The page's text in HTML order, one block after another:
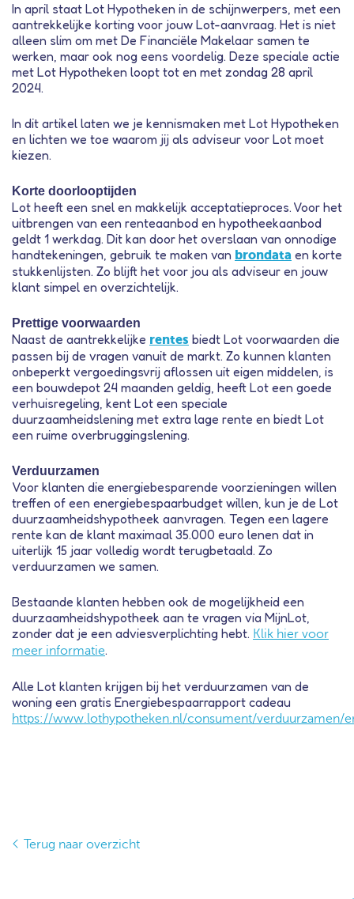
In april staat Lot Hypotheken in de schijnwerpers, met een
aantrekkelijke korting voor jouw Lot-aanvraag. Het is niet
alleen slim om met De Financiële Makelaar samen te
werken, maar ook nog eens voordelig. Deze speciale actie
met Lot Hypotheken loopt tot en met zondag 28 april
2024.
In dit artikel laten we je kennismaken met Lot Hypotheken
en lichten we toe waarom jij als adviseur voor Lot moet
kiezen.
Korte doorlooptijden
Lot heeft een snel en makkelijk acceptatieproces. Voor het
uitbrengen van een renteaanbod en hypotheekaanbod
geldt 1 werkdag. Dit kan door het overslaan van onnodige
handtekeningen, gebruik te maken van brondata en korte
stukkenlijsten. Zo blijft het voor jou als adviseur en jouw
klant simpel en overzichtelijk.
Prettige voorwaarden
Naast de aantrekkelijke rentes biedt Lot voorwaarden die
passen bij de vragen vanuit de markt. Zo kunnen klanten
onbeperkt vergoedingsvrij aflossen uit eigen middelen, is
een bouwdepot 24 maanden geldig, heeft Lot een goede
verhuisregeling, kent Lot een speciale
duurzaamheidslening met extra lage rente en biedt Lot
een ruime overbruggingslening.
Verduurzamen
Voor klanten die energiebesparende voorzieningen willen
treffen of een energiebespaarbudget willen, kun je de Lot
duurzaamheidshypotheek aanvragen. Tegen een lagere
rente kan de klant maximaal 35.000 euro lenen dat in
uiterlijk 15 jaar volledig wordt terugbetaald. Zo
verduurzamen we samen.
Bestaande klanten hebben ook de mogelijkheid een
duurzaamheidshypotheek aan te vragen via MijnLot,
zonder dat je een adviesverplichting hebt. Klik hier voor
meer informatie.
Alle Lot klanten krijgen bij het verduurzamen van de
woning een gratis Energiebespaarrapport cadeau
https://www.lothypotheken.nl/consument/verduurzamen/
Terug naar overzicht